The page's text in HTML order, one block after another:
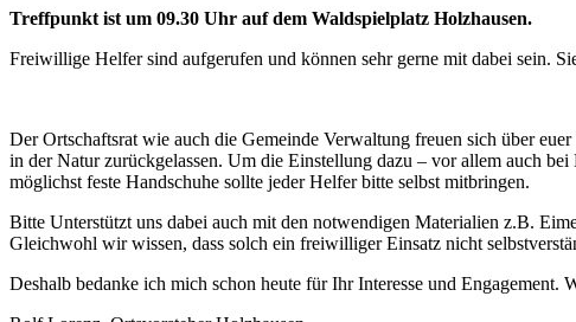
Treffpunkt ist um 09.30 Uhr auf dem Waldspielplatz Holzhausen.
Freiwillige Helfer sind aufgerufen und können sehr gerne mit dabei sein.
Der Ortschaftsrat wie auch die Gemeinde Verwaltung freuen sich über
in der Natur zurückgelassen. Um die Einstellung dazu – vor allem auch
möglichst feste Handschuhe sollte jeder Helfer bitte selbst mitbringen.
Bitte Unterstützt uns dabei auch mit den notwendigen Materialien z.B.
Gleichwohl wir wissen, dass solch ein freiwilliger Einsatz nicht
Deshalb bedanke ich mich schon heute für Ihr Interesse und